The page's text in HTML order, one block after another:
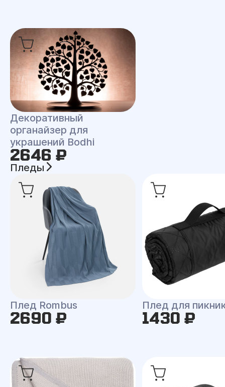
Декоративный
органайзер для
украшений Bodhi
2646 ₽
Пледы
Плед Rombus
2690 ₽
Плед для
1430 ₽